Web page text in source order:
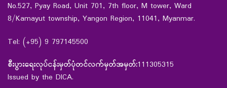
No.527, Pyay Road, Unit 701, 7th floor, M tower, Ward
8/Kamayut township, Yangon Region, 11041, Myanmar.
Tel: (+95) 9 797145500
စီးပွားရေးလုပ်ငန်းမှတ်ပုံတင်လက်မှတ်အမှတ်:111305315
Issued by the DICA.